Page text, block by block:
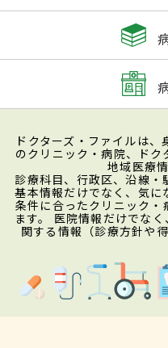
ドクターズ・ファイルは
のクリニック・病院、ドク
地域医療
診療科目、行政区、沿線・
基本情報だけでなく、気に
条件に合ったクリニック・
ます。 医院情報だけでな
関する情報（診療方針や